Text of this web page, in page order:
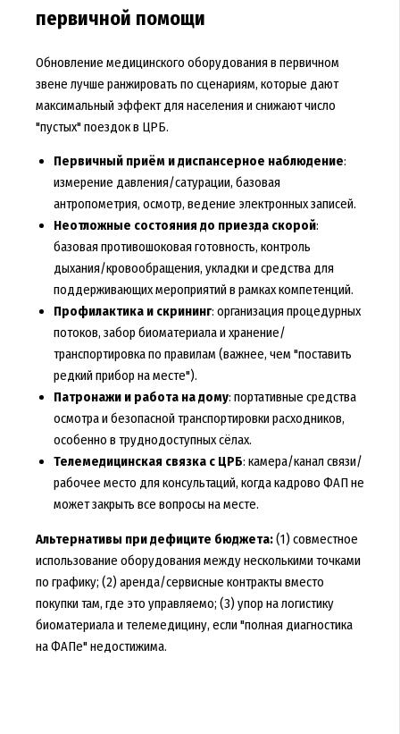
первичной помощи
Обновление медицинского оборудования в первичном
звене лучше ранжировать по сценариям, которые дают
максимальный эффект для населения и снижают число
"пустых" поездок в ЦРБ.
Первичный приём и диспансерное наблюдение:
измерение давления/сатурации, базовая
антропометрия, осмотр, ведение электронных записей.
Неотложные состояния до приезда скорой:
базовая противошоковая готовность, контроль
дыхания/кровообращения, укладки и средства для
поддерживающих мероприятий в рамках компетенций.
Профилактика и скрининг: организация процедурных
потоков, забор биоматериала и хранение/
транспортировка по правилам (важнее, чем "поставить
редкий прибор на месте").
Патронажи и работа на дому: портативные средства
осмотра и безопасной транспортировки расходников,
особенно в труднодоступных сёлах.
Телемедицинская связка с ЦРБ: камера/канал связи/
рабочее место для консультаций, когда кадрово ФАП не
может закрыть все вопросы на месте.
Альтернативы при дефиците бюджета:(1) совместное
использование оборудования между несколькими точками
по графику; (2) аренда/сервисные контракты вместо
покупки там, где это управляемо; (3) упор на логистику
биоматериала и телемедицину, если "полная диагностика
на ФАПе" недостижима.